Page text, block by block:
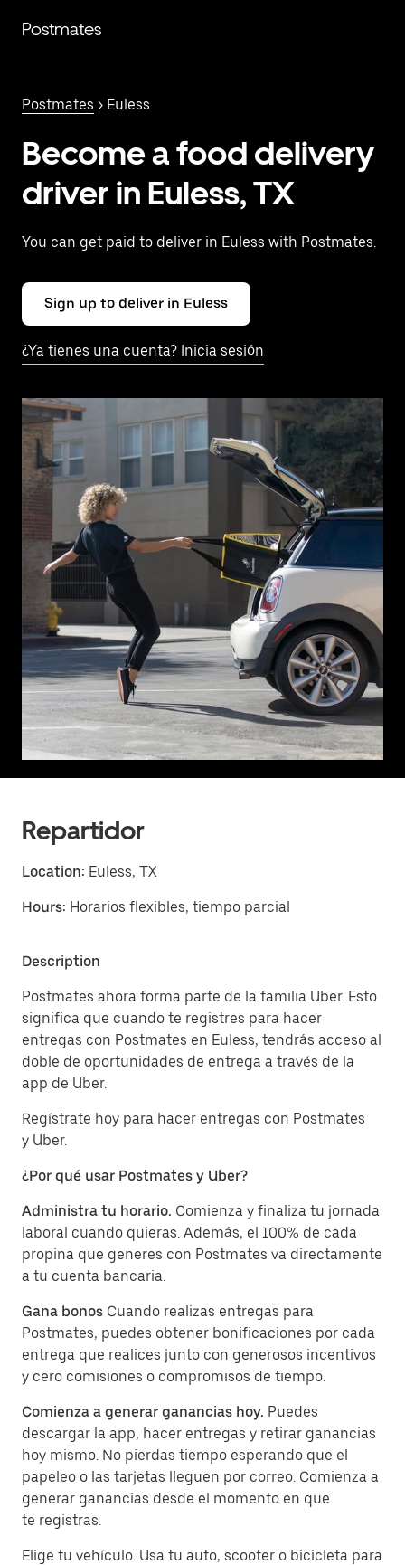
contenido
Postmates
Postmates > Euless
Become a food delivery
driver in Euless, TX
You can get paid to deliver in Euless with Postmates.
Sign up to deliver in Euless
¿Ya tienes una cuenta? Inicia sesión
Repartidor
Location: Euless, TX
Hours: Horarios flexibles, tiempo parcial
Description
Postmates ahora forma parte de la familia Uber. Esto
significa que cuando te registres para hacer
entregas con Postmates en Euless, tendrás acceso al
doble de oportunidades de entrega a través de la
app de Uber.
Regístrate hoy para hacer entregas con Postmates
y Uber.
¿Por qué usar Postmates y Uber?
Administra tu horario. Comienza y finaliza tu jornada
laboral cuando quieras. Además, el 100% de cada
propina que generes con Postmates va directamente
a tu cuenta bancaria.
Gana bonos Cuando realizas entregas para
Postmates, puedes obtener bonificaciones por cada
entrega que realices junto con generosos incentivos
y cero comisiones o compromisos de tiempo.
Comienza a generar ganancias hoy. Puedes
descargar la app, hacer entregas y retirar ganancias
hoy mismo. No pierdas tiempo esperando que el
papeleo o las tarjetas lleguen por correo. Comienza a
generar ganancias desde el momento en que
te registras.
Elige tu vehículo. Usa tu auto, scooter o bicicleta para